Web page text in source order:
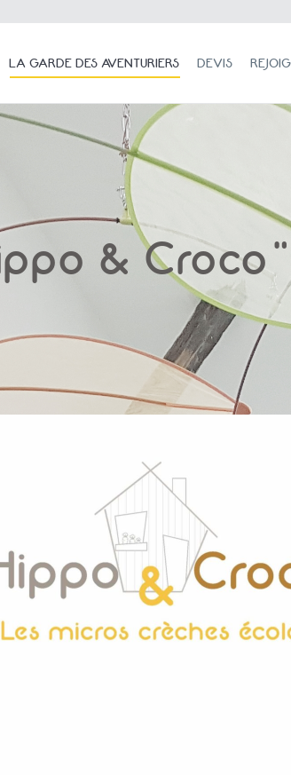
LA GARDE DES AVENTURIERS DEVIS
& Croco"
DES AVENTURIERS DEVIS